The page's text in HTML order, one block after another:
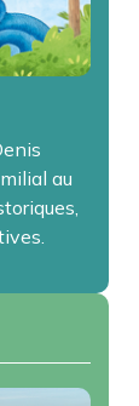
au